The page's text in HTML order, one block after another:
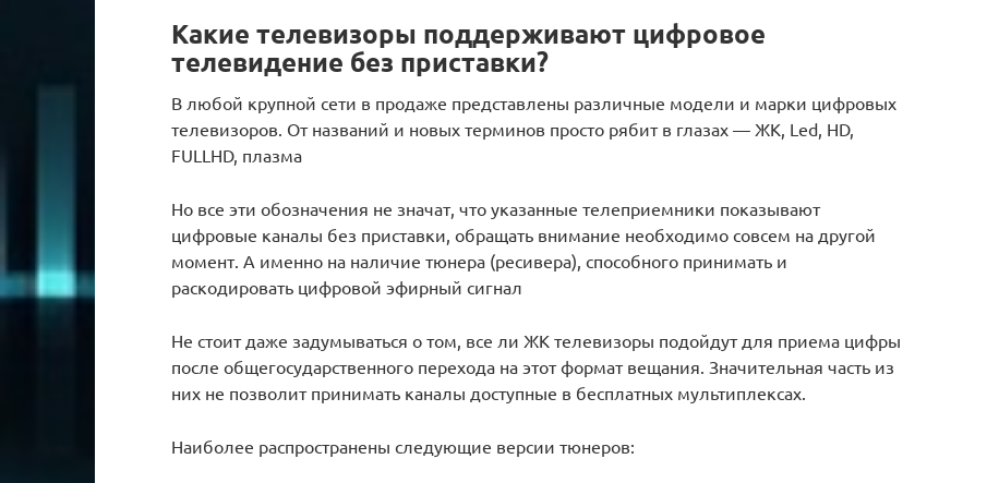
Какие телевизоры поддерживают цифровое
телевидение без приставки?
В любой крупной сети в продаже представлены различные модели и марки цифровых
телевизоров. От названий и новых терминов просто рябит в глазах — ЖК, Led, HD,
FULLHD, плазма
Но все эти обозначения не значат, что указанные телеприемники показывают
цифровые каналы без приставки, обращать внимание необходимо совсем на другой
момент. А именно на наличие тюнера (ресивера), способного принимать и
раскодировать цифровой эфирный сигнал
Не стоит даже задумываться о том, все ли ЖК телевизоры подойдут для приема цифры
после общегосударственного перехода на этот формат вещания. Значительная часть из
них не позволит принимать каналы доступные в бесплатных мультиплексах.
Наиболее распространены следующие версии тюнеров: